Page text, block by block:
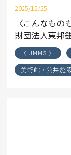
2025/12/25
〈こんなも
財団法人東邦
〈 JMMS 〉
美術館・公共施